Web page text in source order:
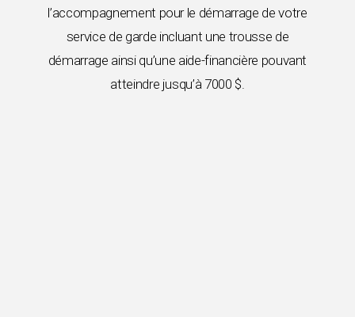
l’accompagnement pour le démarrage de votre
service de garde incluant une trousse de
démarrage ainsi qu’une aide-financière pouvant
atteindre jusqu’à 7000 $.